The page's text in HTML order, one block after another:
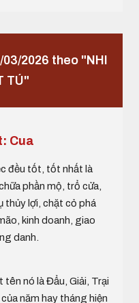
2026 theo "NHI
TÚ"
Cua
đều tốt, tốt nhất là
phần mộ, trổ cửa,
thủy lợi, chặt cỏ phá
kinh doanh, giao
danh.
tên nó là Đẩu, Giải, Trại
năm hay tháng hiện